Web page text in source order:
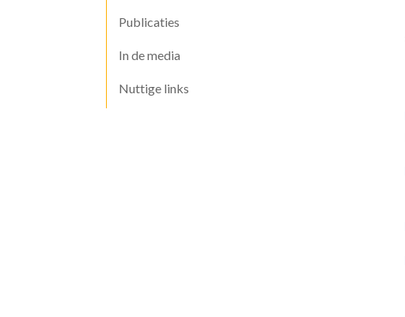
Publicaties
In de media
Nuttige links